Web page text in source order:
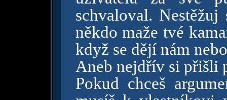
schvaloval.
někdo maže tvé
když se dějí nám
Aneb nejdřív si přišli
Pokud chceš